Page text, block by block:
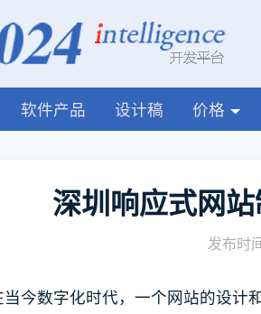
软件产品 设计稿 价格
深圳响应式网
发布时
当今数字化时代，一个网站的设计